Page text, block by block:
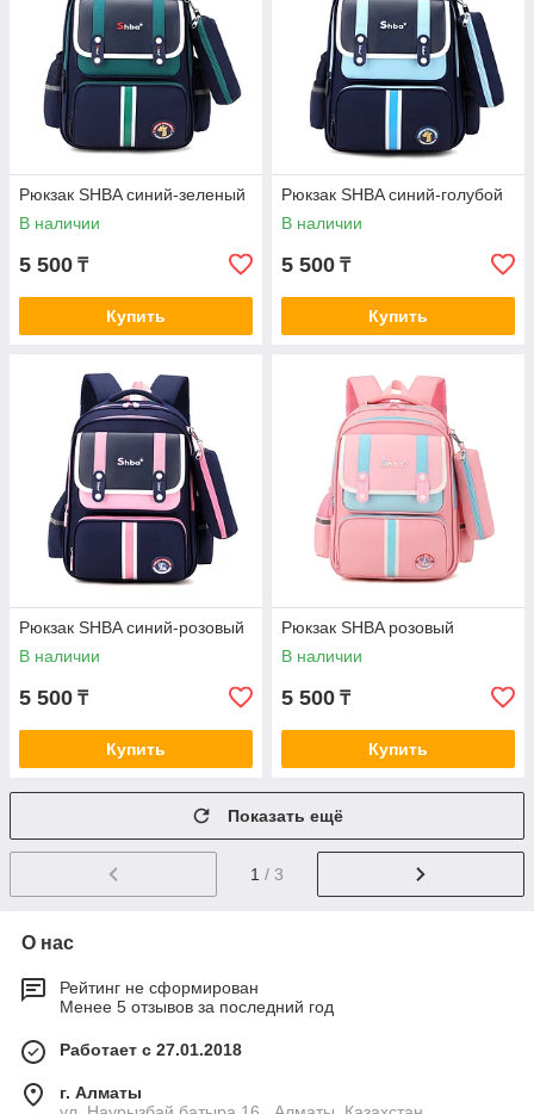
Рюкзак SHBA синий-зеленый
В наличии
5 500 ₸
Купить
Рюкзак SHBA синий-голубой
В наличии
5 500 ₸
Купить
Рюкзак SHBA синий-розовый
В наличии
5 500 ₸
Купить
Рюкзак SHBA розовый
В наличии
5 500 ₸
Купить
Показать ещё
1 / 3
О нас
Рейтинг не сформирован
Менее 5 отзывов за последний год
Работает с 27.01.2018
г. Алматы